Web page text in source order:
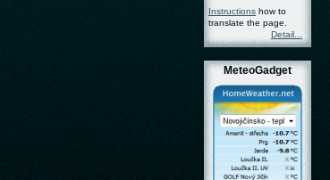
Instructions how to
translate the page.
Detail...
MeteoGadget